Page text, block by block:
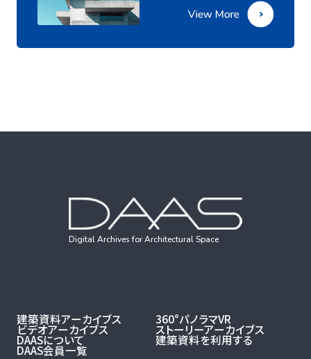
Digital Archives for Architectural Space
建築資料アーカイブス 360°パノラマVR
ビデオアーカイブス ストーリーアーカイブス
DAASについて 建築資料を利用する
DAAS会員一覧